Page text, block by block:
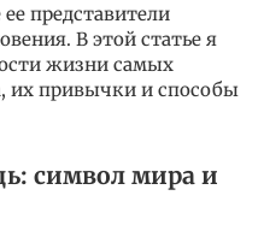
представители
В этой статье я
жизни самых
их привычки и способы
символ мира и